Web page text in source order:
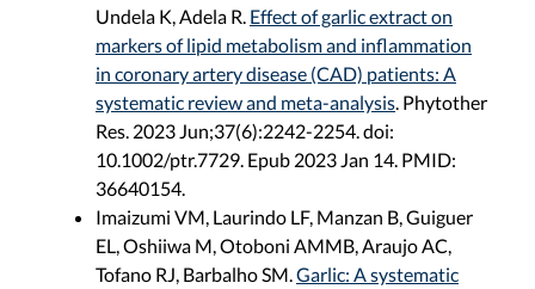
Undela K, Adela R. Effect of garlic extract on
markers of lipid metabolism and inflammation
in coronary artery disease (CAD) patients: A
systematic review and meta-analysis . Phytother
Res. 2023 Jun;37(6):2242-2254. doi:
10.1002/ptr.7729. Epub 2023 Jan 14. PMID:
36640154.
Imaizumi VM, Laurindo LF, Manzan B, Guiguer
EL, Oshiiwa M, Otoboni AMMB, Araujo AC,
Tofano RJ, Barbalho SM. Garlic: A systematic